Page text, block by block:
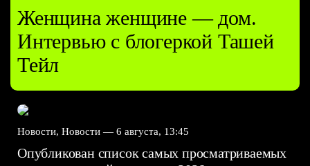
Женщина женщине — дом.
Интервью с блогеркой Ташей
Тейл
Новости, Новости — 6 августа, 13:45
Опубликован список самых просматриваемых